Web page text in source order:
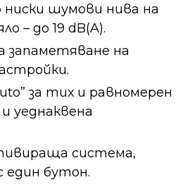
шумови нива на
– до 19 dB(A).
запаметяване на
за тих и равномерен
уеднаквена
система,
един бутон.